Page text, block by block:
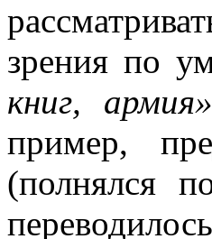
зрения по
книг, армия»
пример,
(полнялся